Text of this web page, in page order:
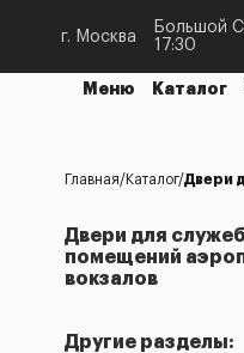
г. Москва
Большой
17:30
Меню Каталог
Главная Каталог Двери
Двери для
помещений
вокзалов
Другие разделы: